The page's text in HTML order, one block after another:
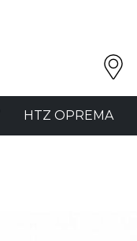
HTZ OPREMA